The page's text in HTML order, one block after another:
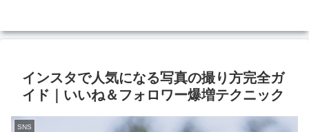
インスタで人気になる写真の撮り方完全ガ
イド｜いいね＆フォロワー爆増テクニック
SNS